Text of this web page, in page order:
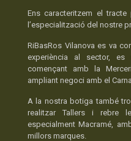
Ens caracteritzem el
l’especialització del nostre
RiBasRos Vilanova es va
experiència al sector,
començant amb la
ampliant negoci amb el
A la nostra botiga també
realitzar Tallers i rebre
especialment Macramé,
millors marques.